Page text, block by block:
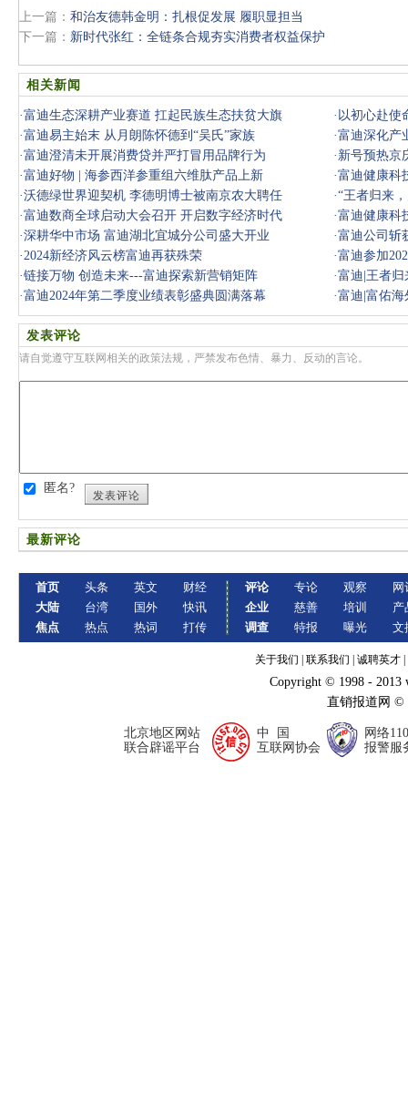
上一篇： 和治友德韩金明：扎根促发展 履职显担当
下一篇： 新时代张红：全链条合规夯实消费者权益保护
相关新闻
·富迪生态深耕产业赛道 扛起民族生态扶贫大旗 · 以初心赴
势待发，
·富迪易主始末 从月朗陈怀德到“吴氏”家族 ·富迪深化产
篇！
·富迪澄清未开展消费贷并严打冒用品牌行为 · 新号预热京
·富迪好物 | 海参西洋参重组六维肽产品上新 ·富迪健康科
·沃德绿世界迎契机 李德明博士被南京农大聘任 ·“王者归来
开，开启
·富迪数商全球启动大会召开 开启数字经济时代 ·富迪健康科
·深耕华中市场 富迪湖北宜城分公司盛大开业 ·富迪公司斩
·2024新经济风云榜富迪再获殊荣 ·富迪参加
·链接万物 创造未来---富迪探索新营销矩阵 ·富迪|王者
·富迪2024年第二季度业绩表彰盛典圆满落幕 ·富迪|富佑
发表评论
请自觉遵守互联网相关的政策法规，严禁发布色情、暴力、反动的言论。
匿名?
发表评论
最新评论
首页
大陆
焦点
头条
台湾
热点
英文
国外
热词
财经
快讯
打传
评论
企业
调查
专论
慈善
特报
观察
培训
曝光
网
产
文
关于我们 联系我们 诚聘英才
Copyright © 1998 - 2013
直销报道网
北京地区网站
联合辟谣平台
中 国
互联网协会
网络110
报警服